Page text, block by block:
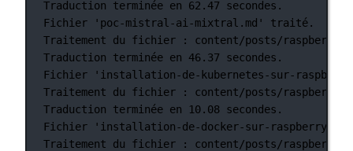
Traduction
terminée en 62.47
secondes.
Fichier
'poc-mistral-ai-mixtral.md'
traité.
Traitement
du fichier :
content/posts/
Traduction
terminée en 46.37
secondes.
Fichier
'installation-de-kubernetes-sur-
Traitement
du fichier :
content/posts/
Traduction
terminée en 10.08 secondes.
Fichier
'installation-de-docker-sur-raspberry-
Traitement
du fichier :
content/posts/